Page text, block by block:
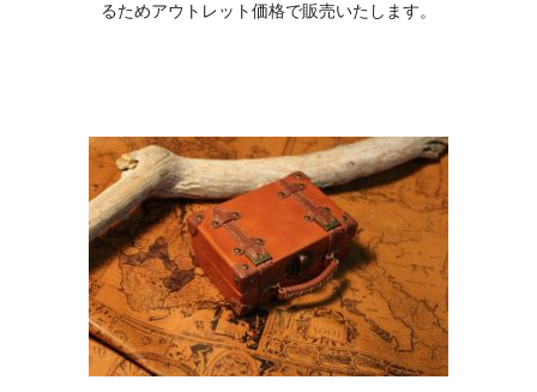
るためアウトレット価格で販売いたします。